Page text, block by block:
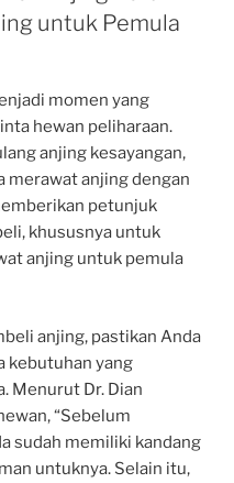
untuk Pemula
momen yang
hewan peliharaan.
anjing kesayangan,
merawat anjing dengan
petunjuk
khususnya untuk
anjing untuk pemula
anjing, pastikan Anda
kebutuhan yang
Menurut Dr. Dian
“Sebelum
sudah memiliki kandang
untuknya. Selain itu,